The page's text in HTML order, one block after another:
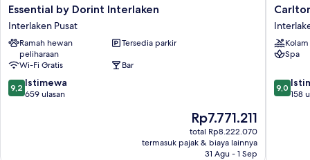
Essential
by
Dorint
Interlaken
Interlaken
Pusat
Essential by Dorint Interlaken
Interlaken Pusat
Ramah hewan
peliharaan
Tersedia parkir
Wi-Fi Gratis
Bar
9.2
dari
9,2 Istimewa
659 ulasan
Harga
sekarang
Rp7.771.211
Rp7.771.211
total Rp8.222.070
termasuk pajak & biaya lainnya
31 Agu - 1 Sep
Carlton-
Europe
Vintage
Adults
Hotel
Pusat
Spa
9.0
dari
9,0
158